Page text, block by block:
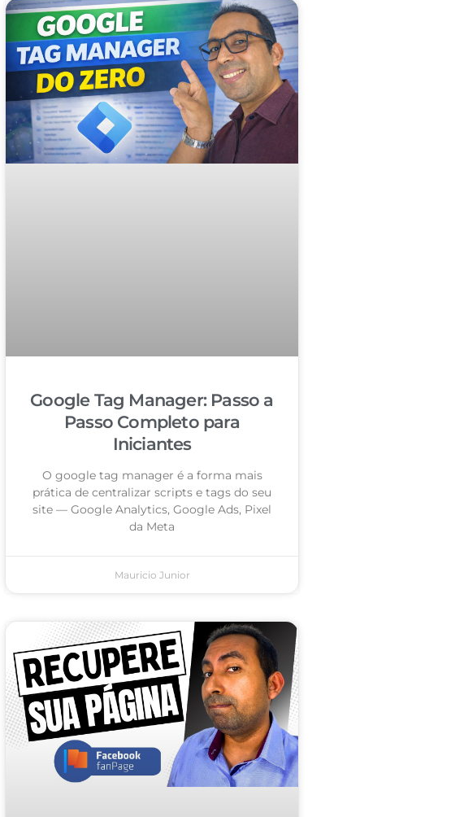
Google Tag Manager: Passo a
Passo Completo para
Iniciantes
O google tag manager é a forma mais
prática de centralizar scripts e tags do seu
site — Google Analytics, Google Ads, Pixel
da Meta
Mauricio Junior